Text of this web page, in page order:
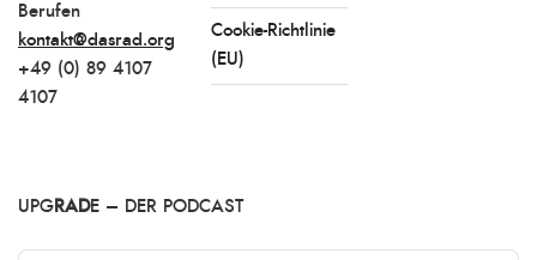
Berufen
kontakt@dasrad.org
+49 (0) 89 4107
4107
Cookie-Richtlinie
(EU)
UPG RADE – DER PODCAST